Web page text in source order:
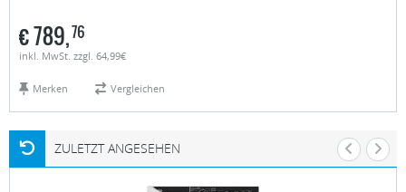
€789,76
inkl. MwSt. zzgl. 64,99€
Merken Vergleichen
ZULETZT ANGESEHEN